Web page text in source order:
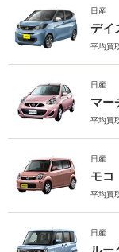
日産
デイ
平均買
日産
マー
平均買
日産
モコ
平均買
日産